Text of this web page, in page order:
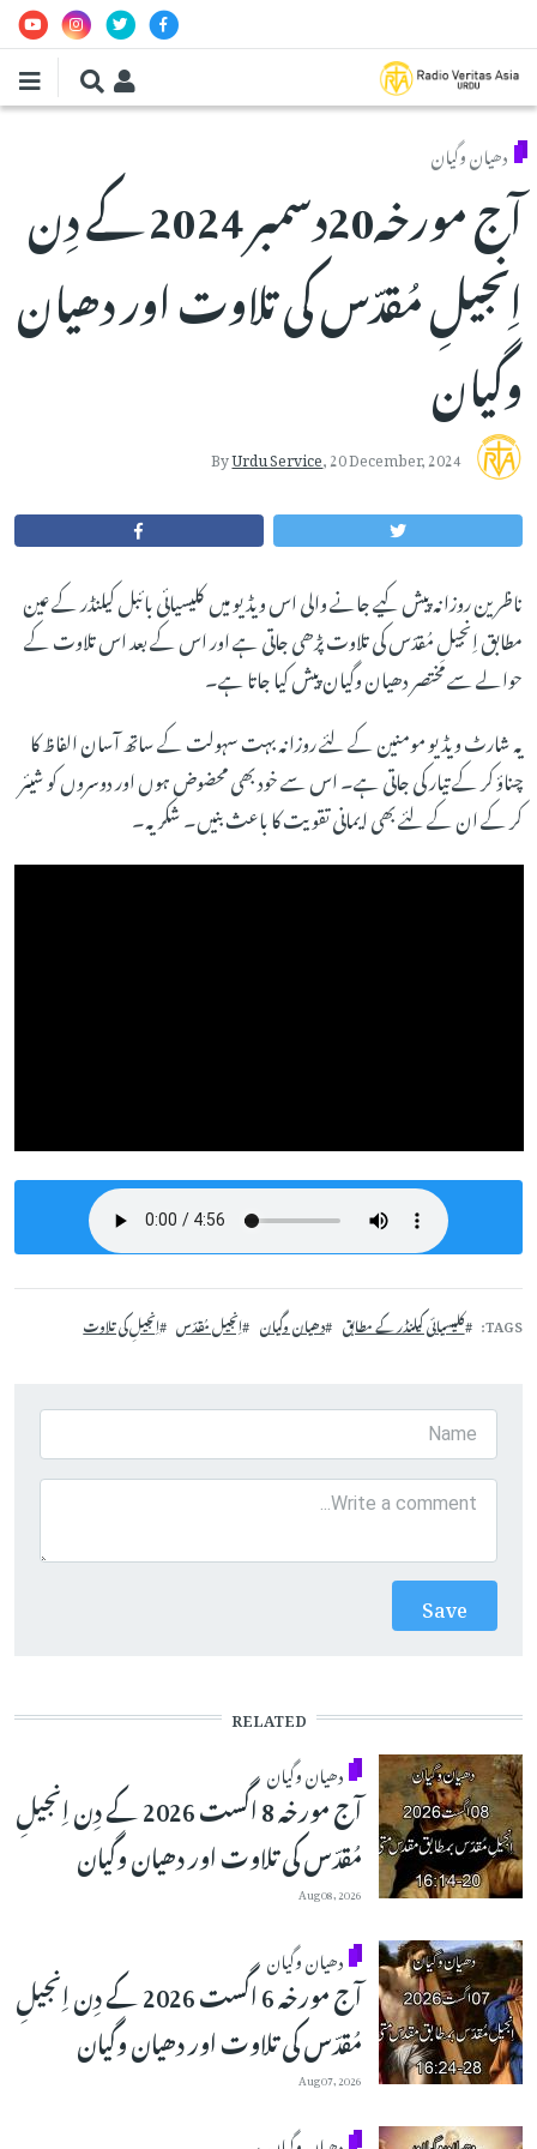
دھیان وگیان
آج مورخہ20دسمبر 2024 کے دِن
اِنجیلِ مُقدّس کی تلاوت اور دھیان
وگیان
ByUrdu Service,20 December, 2024
ناظرین روزانہ پیش کیے جانے والی اس ویڈیو میں کلیسیائی بائبل کیلنڈر کے عین
مطابق اِنجیلِ مُقدّس کی تلاوت پڑھی جاتی ہے اور اس کے بعد اس تلاوت کے
حوالے سے مختصر دھیان وگیان پیش کیا جاتا ہے۔
یہ شارٹ ویڈیو مومنین کے لئے روزانہ بہت سہولت کے ساتھ آسان الفاظ کا
چناؤ کر کے تیار کی جاتی ہے۔ اس سے خود بھی محضوض ہوں اور دوسروں کو شیئر
کر کے ان کے لئے بھی ایمانی تقویت کا باعث بنیں۔ شکریہ۔
TAGS کلیسیائی کیلنڈر کے مطابق دھیان وگیان اِنجیل مُقدّس اِنجیلِ کی تلاوت
RELATED
دھیان وگیان
آج مورخہ 8 اگست 2026 کے دِن اِنجیلِ
مُقدّس کی تلاوت اور دھیان وگیان
Aug 08, 2026
دھیان وگیان
آج مورخہ 6 اگست 2026 کے دِن اِنجیلِ
مُقدّس کی تلاوت اور دھیان وگیان
Aug 07, 2026